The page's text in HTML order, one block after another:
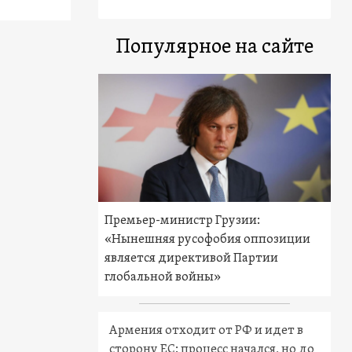
Популярное на сайте
Премьер-министр Грузии:
«Нынешняя русофобия оппозиции
является директивой Партии
глобальной войны»
Армения отходит от РФ и идет в